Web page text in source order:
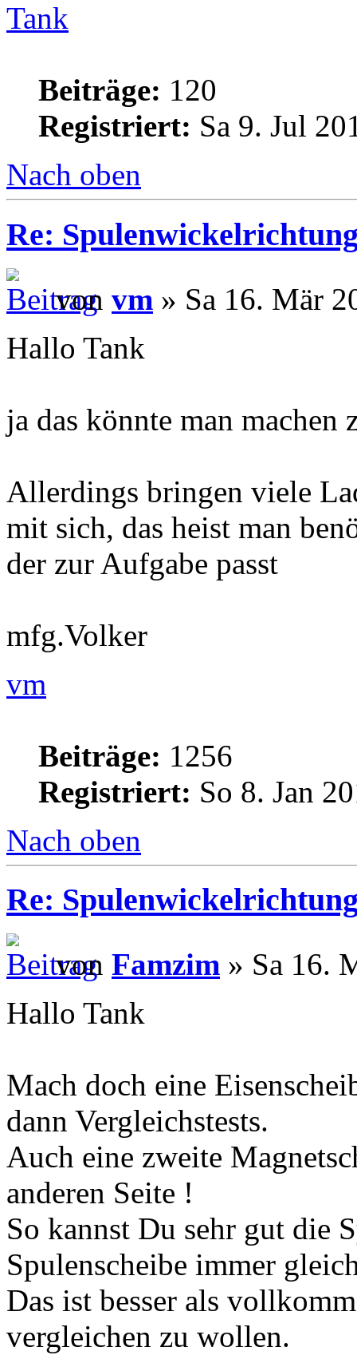
Tank
Beiträge: 120
Registriert: Sa 9. Jul
Nach oben
Re:
von vm » Sa 16. Mär
Hallo Tank
ja das könnte man machen
Allerdings bringen viele
mit sich, das heist man
der zur Aufgabe passt
mfg.Volker
vm
Beiträge: 1256
Registriert: So 8. Jan
Nach oben
Re:
von Famzim » Sa 16.
Hallo Tank
Mach doch eine
dann Vergleichstests.
Auch eine zweite
anderen Seite !
So kannst Du sehr gut die
Spulenscheibe immer
Das ist besser als
vergleichen zu wollen.